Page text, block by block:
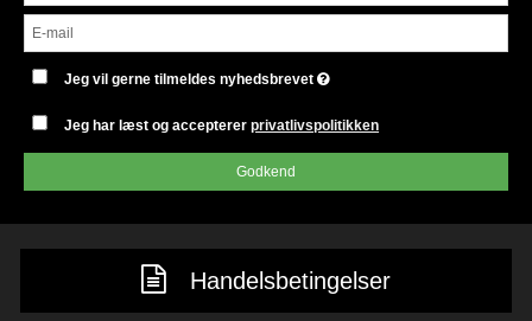
Jeg vil gerne tilmeldes nyhedsbrevet
Jeg har læst og acceptererprivatlivspolitikken
Godkend
Handelsbetingelser